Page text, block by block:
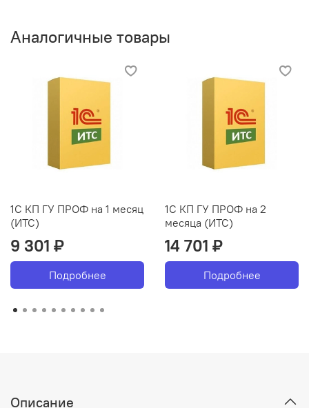
Аналогичные товары
1С КП ГУ ПРОФ на 1 месяц
(ИТС)
9 301 ₽
Подробнее
1С КП ГУ ПРОФ на 2
месяца (ИТС)
14 701 ₽
Подробнее
Описание